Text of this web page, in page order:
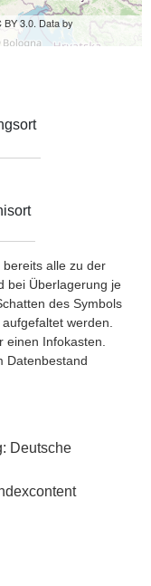
3.0. Data by
alle zu der
bei Überlagerung je
des Symbols
werden.
Infokasten.
Datenbestand
Deutsche